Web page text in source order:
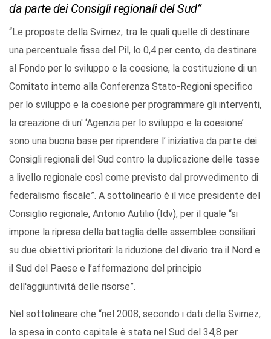
da parte dei Consigli regionali del Sud”
“Le proposte della Svimez, tra le quali quelle di destinare
una percentuale fissa del Pil, lo 0,4 per cento, da destinare
al Fondo per lo sviluppo e la coesione, la costituzione di un
Comitato interno alla Conferenza Stato-Regioni specifico
per lo sviluppo e la coesione per programmare gli interventi,
la creazione di un' ‘Agenzia per lo sviluppo e la coesione’
sono una buona base per riprendere l’ iniziativa da parte dei
Consigli regionali del Sud contro la duplicazione delle tasse
a livello regionale così come previsto dal provvedimento di
federalismo fiscale”. A sottolinearlo è il vice presidente del
Consiglio regionale, Antonio Autilio (Idv), per il quale “si
impone la ripresa della battaglia delle assemblee consiliari
su due obiettivi prioritari: la riduzione del divario tra il Nord e
il Sud del Paese e l’affermazione del principio
dell'aggiuntività delle risorse”.
Nel sottolineare che “nel 2008, secondo i dati della Svimez,
la spesa in conto capitale è stata nel Sud del 34,8 per